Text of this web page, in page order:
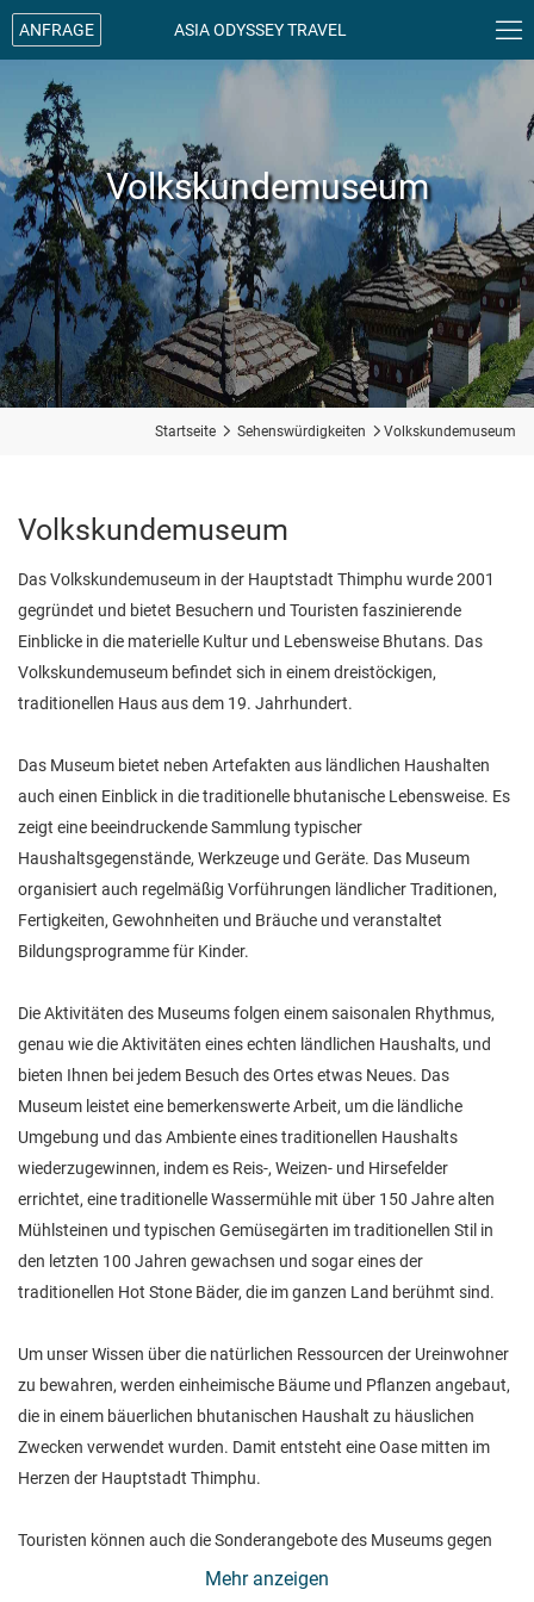

ANFRAGE ASIA ODYSSEY TRAVEL
Volkskundemuseum
Startseite  Sehenswürdigkeiten  Volkskundemuseum
Volkskundemuseum
Das Volkskundemuseum in der Hauptstadt Thimphu wurde 2001
gegründet und bietet Besuchern und Touristen faszinierende
Einblicke in die materielle Kultur und Lebensweise Bhutans. Das
Volkskundemuseum befindet sich in einem dreistöckigen,
traditionellen Haus aus dem 19. Jahrhundert.
Das Museum bietet neben Artefakten aus ländlichen Haushalten
auch einen Einblick in die traditionelle bhutanische Lebensweise. Es
zeigt eine beeindruckende Sammlung typischer
Haushaltsgegenstände, Werkzeuge und Geräte. Das Museum
organisiert auch regelmäßig Vorführungen ländlicher Traditionen,
Fertigkeiten, Gewohnheiten und Bräuche und veranstaltet
Bildungsprogramme für Kinder.
Die Aktivitäten des Museums folgen einem saisonalen Rhythmus,
genau wie die Aktivitäten eines echten ländlichen Haushalts, und
bieten Ihnen bei jedem Besuch des Ortes etwas Neues. Das
Museum leistet eine bemerkenswerte Arbeit, um die ländliche
Umgebung und das Ambiente eines traditionellen Haushalts
wiederzugewinnen, indem es Reis-, Weizen- und Hirsefelder
errichtet, eine traditionelle Wassermühle mit über 150 Jahre alten
Mühlsteinen und typischen Gemüsegärten im traditionellen Stil in
den letzten 100 Jahren gewachsen und sogar eines der
traditionellen Hot Stone Bäder, die im ganzen Land berühmt sind.
Um unser Wissen über die natürlichen Ressourcen der Ureinwohner
zu bewahren, werden einheimische Bäume und Pflanzen angebaut,
die in einem bäuerlichen bhutanischen Haushalt zu häuslichen
Zwecken verwendet wurden. Damit entsteht eine Oase mitten im
Herzen der Hauptstadt Thimphu.
Touristen können auch die Sonderangebote des Museums gegen
eine geringe Gebühr bei einer Vorausbuchung von mindestens einer
Mehr anzeigen